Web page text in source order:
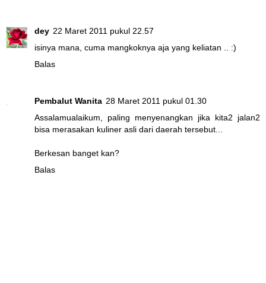
dey 22 Maret 2011 pukul 22.57
isinya mana, cuma mangkoknya aja yang keliatan .. :)
Balas
Pembalut Wanita 28 Maret 2011 pukul 01.30
Assalamualaikum, paling menyenangkan jika kita2 jalan2
bisa merasakan kuliner asli dari daerah tersebut...
Berkesan banget kan?
Balas